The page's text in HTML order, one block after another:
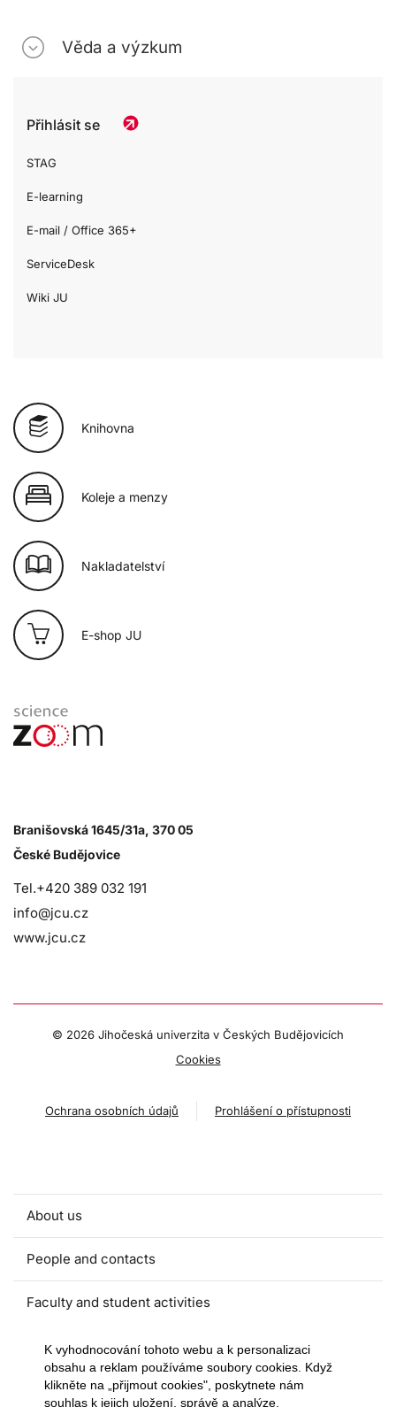
Věda a výzkum
Přihlásit se
STAG
E-learning
E-mail / Office 365+
ServiceDesk
Wiki JU
Knihovna
Koleje a menzy
Nakladatelství
E-shop JU
Branišovská 1645/31a, 370 05
České Budějovice
Tel.+420 389 032 191
info@jcu.cz
www.jcu.cz
© 2026 Jihočeská univerzita v Českých Budějovicích
Cookies
Ochrana osobních údajů Prohlášení o přístupnosti
About us
People and contacts
Faculty and student activities
Projects and strategic partnerships
Documents
K vyhodnocování tohoto webu a k personalizaci
obsahu a reklam používáme soubory cookies. Když
klikněte na „přijmout cookies", poskytnete nám
souhlas k jejich uložení, správě a analýze.